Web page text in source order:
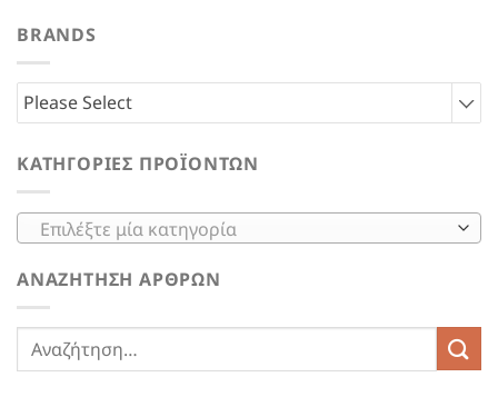
BRANDS
Please Select
ΚΑΤΗΓΟΡΊΕΣ ΠΡΟΪΌΝΤΩΝ
Επιλέξτε μία κατηγορία
ΑΝΑΖΉΤΗΣΗ ΆΡΘΡΩΝ